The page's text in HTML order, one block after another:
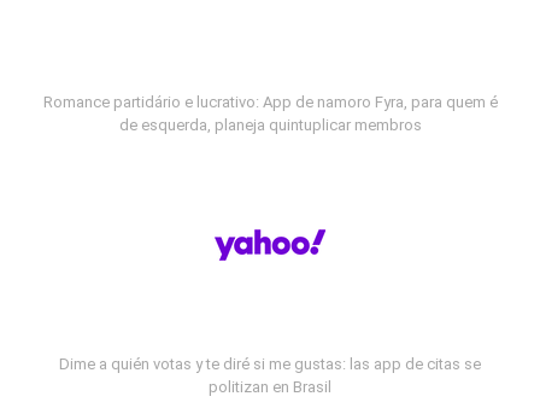
Romance partidário e lucrativo: App de namoro Fyra, para quem é
de esquerda, planeja quintuplicar membros
Dime a quién votas y te diré si me gustas: las app de citas se
politizan en Brasil